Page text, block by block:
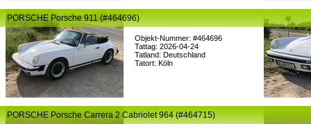
Objekt-Nummer: #464696
Tattag: 2026-04-24
Tatland: Deutschland
Tatort: Köln
PORSCHE Porsche 911 (#464696)
PORSCHE Porsche Carrera 2 Cabriolet 964 (#464715)